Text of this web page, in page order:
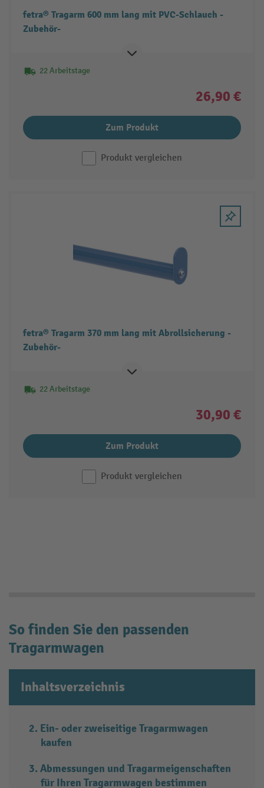
fetra® Tragarm 600 mm lang mit PVC-Schlauch -
Zubehör-
22 Arbeitstage
26,90 €
Zum Produkt
Produkt vergleichen
fetra® Tragarm 370 mm lang mit Abrollsicherung -
Zubehör-
22 Arbeitstage
30,90 €
Zum Produkt
Produkt vergleichen
So finden Sie den passenden
Tragarmwagen
Inhaltsverzeichnis
Ein- oder zweiseitige Tragarmwagen
kaufen
Abmessungen und Tragarmeigenschaften
für Ihren Tragarmwagen bestimmen